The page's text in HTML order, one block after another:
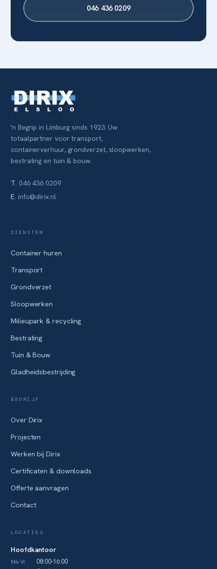
046 436 0209
'n Begrip in Limburg sinds 1923. Uw
totaalpartner voor transport,
containerverhuur, grondverzet, sloopwerken,
bestrating en tuin & bouw.
T. 046 436 0209
E. info@dirix.nl
DIENSTEN
Container huren
Transport
Grondverzet
Sloopwerken
Milieupark & recycling
Bestrating
Tuin & Bouw
Gladheidsbestrijding
BEDRIJF
Over Dirix
Projecten
Werken bij Dirix
Certificaten & downloads
Offerte aanvragen
Contact
LOCATIES
Hoofdkantoor
Ma-Vr 08:00-16:00